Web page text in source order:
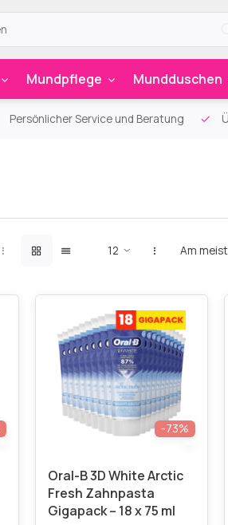
Mundpflege Mundduschen
Persönlicher Service und Beratung
Am
-73%
Oral-B 3D White Arctic
Fresh Zahnpasta
Gigapack – 18 x 75 ml